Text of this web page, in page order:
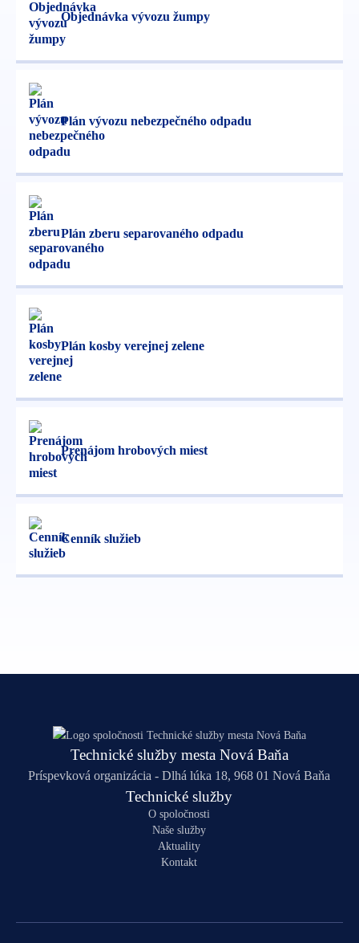
Objednávka vývozu žumpy
Plán vývozu nebezpečného odpadu
Plán zberu separovaného odpadu
Plán kosby verejnej zelene
Prenájom hrobových miest
Cenník služieb
Technické služby mesta Nová Baňa
Príspevková organizácia - Dlhá lúka 18, 968 01 Nová Baňa
Technické služby
O spoločnosti
Naše služby
Aktuality
Kontakt